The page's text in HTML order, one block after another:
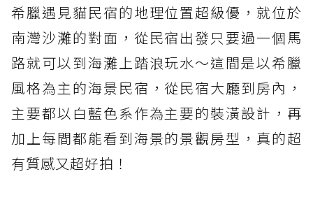
希臘遇見貓民宿的地理位置超級優，就位於
南灣沙灘的對面，從民宿出發只要過一個馬
路就可以到海灘上踏浪玩水～這間是以希臘
風格為主的海景民宿，從民宿大廳到房內，
主要都以白藍色系作為主要的裝潢設計，再
加上每間都能看到海景的景觀房型，真的超
有質感又超好拍！